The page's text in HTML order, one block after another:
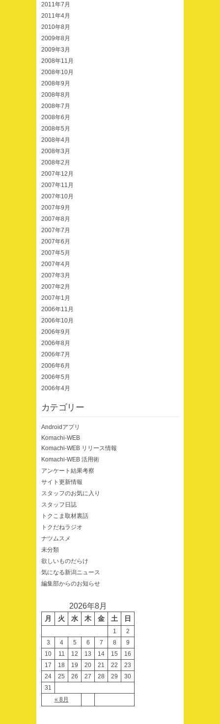
2011年7月
2011年4月
2010年8月
2009年8月
2009年3月
2008年11月
2008年10月
2008年9月
2008年8月
2008年7月
2008年6月
2008年5月
2008年4月
2008年3月
2008年2月
2007年12月
2007年11月
2007年10月
2007年9月
2007年8月
2007年7月
2007年6月
2007年5月
2007年4月
2007年3月
2007年2月
2007年1月
2006年11月
2006年10月
2006年9月
2006年8月
2006年7月
2006年6月
2006年5月
2006年4月
カテゴリー
Androidアプリ
Komachi-WEB
Komachi-WEB リリース情報
Komachi-WEB 活用術
アンケート結果考察
サイト更新情報
スタッフのお気に入り
スタッフ日誌
トクこま取材裏話
トクだねラジオ
ナツムスメ
未分類
欲しいものだらけ
気になる新潟ニュース
編集部からのお知らせ
2026年8月
月 火 水 木 金 土 日
« 8月
1
2
3
4 5 6 7 8
9
10
11 12 13 14 15
16
17
18 19 20 21 22
23
24
25 26 27 28 29
30
31